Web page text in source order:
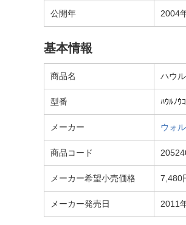
公開年 2004
基本情報
商品名 ハウ
型番 ﾊｳﾙﾉｳ
メーカー ウォ
商品コード
メーカー希望小売価格 7,480
メーカー発売日 2011